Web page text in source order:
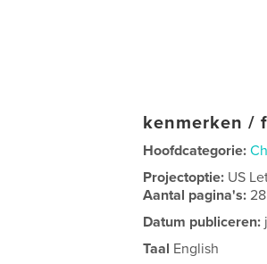
kenmerken /
Hoofdcategorie:
Projectoptie: US
Aantal pagina's:28
Datum publiceren:
Taal English